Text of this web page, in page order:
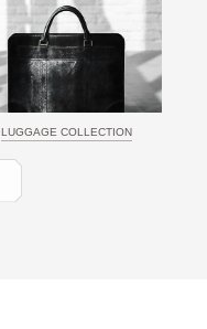
LUGGAGE COLLECTION